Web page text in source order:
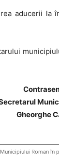
aducerii la
Gheorghe
Roman în